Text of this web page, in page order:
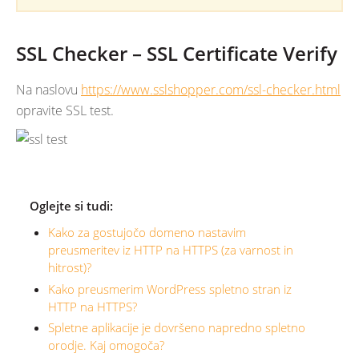
SSL Checker – SSL Certificate Verify
Na naslovu https://www.sslshopper.com/ssl-checker.html
opravite SSL test.
Oglejte si tudi:
Kako za gostujočo domeno nastavim
preusmeritev iz HTTP na HTTPS (za varnost in
hitrost)?
Kako preusmerim WordPress spletno stran iz
HTTP na HTTPS?
Spletne aplikacije je dovršeno napredno spletno
orodje. Kaj omogoča?